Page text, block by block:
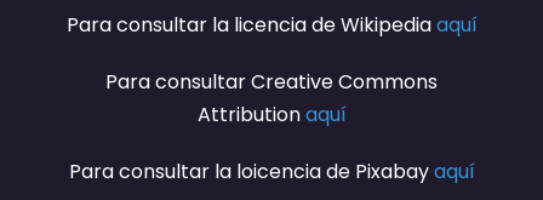
Para consultar la licencia de Wikipediaaquí
Para consultar Creative Commons
Attributionaquí
Para consultar la loicencia de Pixabayaquí